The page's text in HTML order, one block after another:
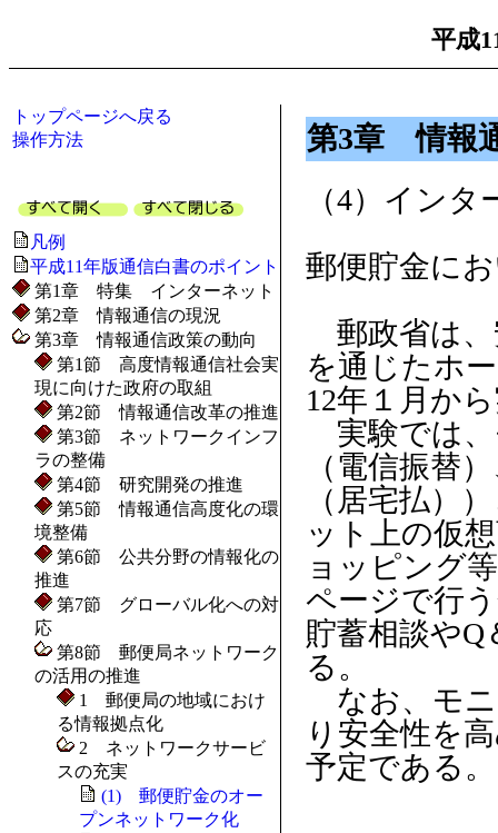
平成
トップページへ戻る
操作方法
凡例
平成11年版通信白書のポイント
第1章 特集 インターネット
第2章 情報通信の現況
第3章 情報通信政策の動向
第1節 高度情報通信社会実
現に向けた政府の取組
第2節 情報通信改革の推進
第3節 ネットワークインフ
ラの整備
第4節 研究開発の推進
第5節 情報通信高度化の環
境整備
第6節 公共分野の情報化の
推進
第7節 グローバル化への対
応
第8節 郵便局ネットワーク
の活用の推進
1 郵便局の地域におけ
る情報拠点化
2 ネットワークサービ
スの充実
(1) 郵便貯金のオー
プンネットワーク化
第3章 情報
（4）イン
郵便貯金に
郵政省は、
を通じたホ
12年１月か
実験では、
（電信振替
（居宅払）
ット上の仮
ョッピング
ページで行
貯蓄相談や
る。
なお、モニ
り安全性を
予定である。